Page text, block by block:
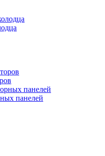
панелей